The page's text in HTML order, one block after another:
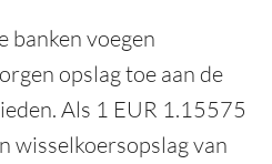
banken voegen
opslag toe aan de
Als 1 EUR 1.15575
wisselkoersopslag van